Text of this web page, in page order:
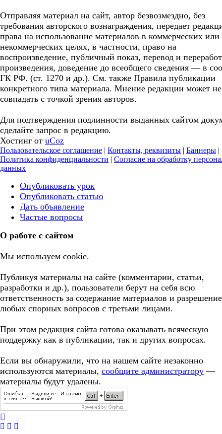
Отправляя материал на сайт, автор безвозмездно, без
требования авторского вознаграждения, передает
права на использование материалов в коммерческих или
некоммерческих целях, в частности, право на
воспроизведение, публичный показ, перевод и
произведения, доведение до всеобщего сведения — в
ГК РФ. (ст. 1270 и др.). См. также Правила публикации
конкретного типа материала. Мнение редакции может не
совпадать с точкой зрения авторов.
Для подтверждения подлинности выданных сайтом
сделайте запрос в редакцию.
Хостинг от uCoz
Пользовательское соглашение | Контакты, реквизиты | Баннеры |
Политика конфиденциальности | Согласие на обработку
данных
Опубликовать урок
Опубликовать статью
Дать объявление
Частые вопросы
О работе с сайтом
Мы используем cookie.
Публикуя материалы на сайте (комментарии, статьи,
разработки и др.), пользователи берут на себя всю
ответственность за содержание материалов и разрешение
любых спорных вопросов с третьми лицами.
При этом редакция сайта готова оказывать всяческую
поддержку как в публикации, так и других вопросах.
Если вы обнаружили, что на нашем сайте незаконно
используются материалы, сообщите администратору —
материалы будут удалены.